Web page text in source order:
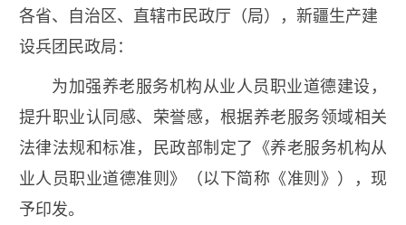
各省、自治区、直辖市民政厅（局），新疆生产建
设兵团民政局：
为加强养老服务机构从业人员职业道德建设，
提升职业认同感、荣誉感，根据养老服务领域相关
法律法规和标准，民政部制定了《养老服务机构从
业人员职业道德准则》（以下简称《准则》），现
予印发。